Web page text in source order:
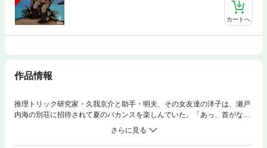
カートへ
作品情報
推理トリック研究家・久我京介と助手・明夫、その女友達の洋子は、瀬戸
内海の別荘に招待されて夏のバカンスを楽しんでいた。「あっ、首がな
い！」無人島の浜辺に、まるで日光浴でもするかのように横たわる、男の
首なし死体。続いて起こる密室殺人。 本書主人公同様、推理トリックに